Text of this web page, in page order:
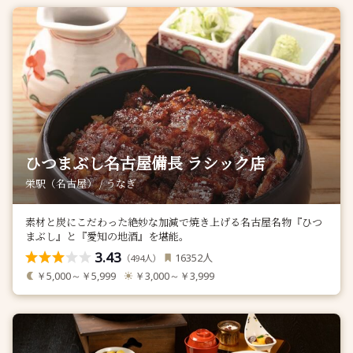
ひつまぶし名古屋備長 ラシック店
栄駅（名古屋） / うなぎ
素材と炭にこだわった絶妙な加減で焼き上げる名古屋名物『ひつ
まぶし』と『愛知の地酒』を堪能。
3.43 （494人） 16352人
￥5,000～￥5,999 ￥3,000～￥3,999